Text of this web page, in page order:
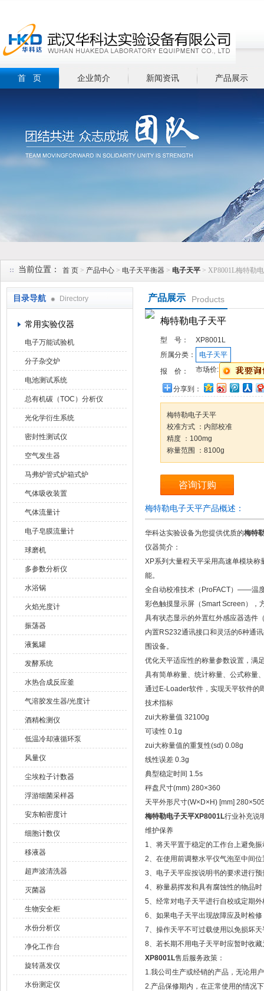
首 页 企业简介 新闻资讯 产品展示
当前位置： 首 页 > 产品中心 > 电子天平衡器 > 电子天平 > XP8001L梅特勒
目录导航 Directory
常用实验仪器
电子万能试验机
分子杂交炉
电池测试系统
总有机碳（TOC）分析仪
光化学衍生系统
密封性测试仪
空气发生器
马弗炉管式炉箱式炉
气体吸收装置
气体流量计
电子皂膜流量计
球磨机
多参数分析仪
水浴锅
火焰光度计
振荡器
液氮罐
发酵系统
水热合成反应釜
气溶胶发生器/光度计
酒精检测仪
低温冷却液循环泵
风量仪
尘埃粒子计数器
浮游细菌采样器
安东帕密度计
细胞计数仪
移液器
超声波清洗器
灭菌器
生物安全柜
水份分析仪
净化工作台
旋转蒸发仪
水份测定仪
产品展示 Products
梅特勒电子天平
型 号：
XP8001L
所属分类：
电子天平
报 价：
市场价:
分享到：
梅特勒电子天平
校准方式 ：内部校准
精度 ：100mg
称量范围 ：8100g
咨询订购
梅特勒电子天平产品概述：
华科达实验设备为您提供优质的梅特
仪器简介：
XP系列大量程天平采用高速单模块
能。
全自动校准技术（ProFACT）——温
彩色触摸显示屏（Smart Screen），
具有状态显示的外置红外感应器选件
内置RS232通讯接口和灵活的6种通
围设备。
优化天平适应性的称量参数设置，满
具有简单称量、统计称量、公式称量
通过E-Loader软件，实现天平软件的
技术指标
zui大称量值 32100g
可读性 0.1g
zui大称量值的重复性(sd) 0.08g
线性误差 0.3g
典型稳定时间 1.5s
秤盘尺寸(mm) 280×360
天平外形尺寸(W×D×H) [mm]
梅特勒电子天平XP8001L行业补充说
维护保养
1、将天平置于稳定的工作台上避免
2、在使用前调整水平仪气泡至中间位
3、电子天平应按说明书的要求进行预
4、称量易挥发和具有腐蚀性的物品
5、经常对电子天平进行自校或定期
6、如果电子天平出现故障应及时检修
7、操作天平不可过载使用以免损坏天
8、若长期不用电子天平时应暂时收藏
XP8001L售后服务政策：
1.我公司生产或经销的产品，无论用
2.产品保修期内，在正常使用的情况